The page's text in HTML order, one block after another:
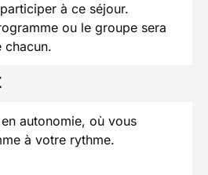
à ce séjour.
ou le groupe sera
chacun.
autonomie, où vous
à votre rythme.